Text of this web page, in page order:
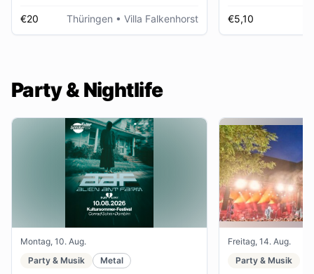
€20 Thüringen • Villa Falkenhorst €5,10
Party & Nightlife
Montag, 10. Aug.
Party & Musik
Metal
Freitag, 14. Aug.
Party & Musik